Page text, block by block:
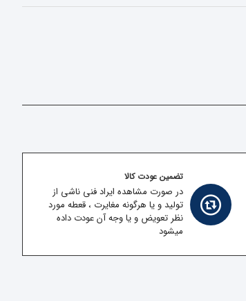
تضمین عودت کالا
در صورت مشاهده ایراد فنی ناشی از
تولید و یا هرگونه مغایرت ، قعطه مورد
نظر تعویض و یا وجه آن عودت داده
میشود